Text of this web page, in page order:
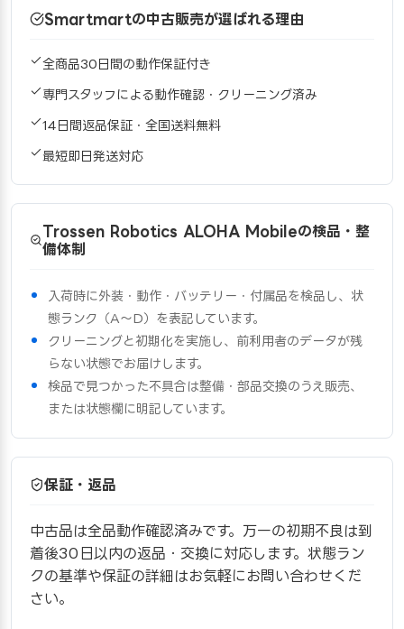
Smartmartの中古販売が選ばれる理由
全商品30日間の動作保証付き
専門スタッフによる動作確認・クリーニング済み
14日間返品保証・全国送料無料
最短即日発送対応
Trossen Robotics ALOHA Mobileの検品・整
備体制
入荷時に外装・動作・バッテリー・付属品を検品し、状
態ランク（A〜D）を表記しています。
クリーニングと初期化を実施し、前利用者のデータが残
らない状態でお届けします。
検品で見つかった不具合は整備・部品交換のうえ販売、
または状態欄に明記しています。
保証・返品
中古品は全品動作確認済みです。万一の初期不良は到
着後30日以内の返品・交換に対応します。状態ラン
クの基準や保証の詳細はお気軽にお問い合わせくだ
さい。